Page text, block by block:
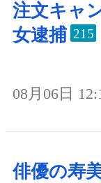
注文キャ
女逮捕 215
08月06日
俳優の寿